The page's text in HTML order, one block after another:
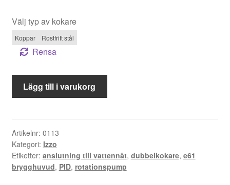
Välj typ av kokare
Koppar Rostfritt stål
Rensa
Izzo
Alex
Plus
mängd
Lägg till i varukorg
Artikelnr: 0113
Kategori: Izzo
Etiketter: anslutning till vattennät, dubbelkokare, e61
brygghuvud, PID, rotationspump